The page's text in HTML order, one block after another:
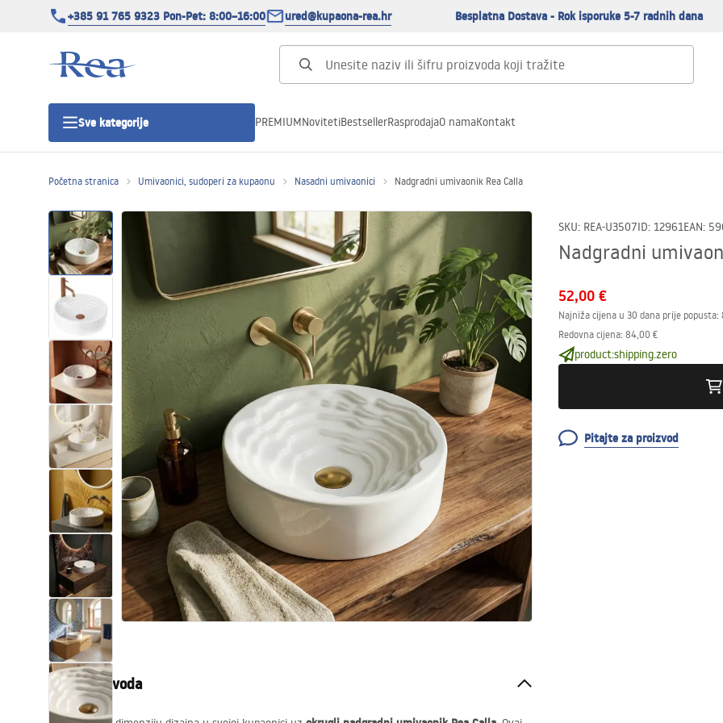
+385 91 765 9323 Pon-Pet: 8:00–16:00 ured@kupaona-rea.hr Besplatna Dostava - Rok isporuke 5-7 radnih dana
Sve kategorije
Tuš vrata
Tuš Kanalice
WC školjke
Umivaonici
Kade i paravani
Miješalice, pipe, slavine
Tuševi
Kuhinja
Pribor i kupaonski namještaj
PREMIUMNovitetiBestsellerRasprodajaO namaKontakt
Početna stranica Umivaonici, sudoperi za kupaonu Nasadni umivaonici Nadgradni umivaonik Rea Calla
SKU: REA-U3507ID: 12961EAN:
Nadgradni
52,00 €
Najniža cijena u 30 dana prije popusta:
Redovna cijena: 84,00 €
product:shipping.zero
Pitajte za proizvod
Opis proizvoda